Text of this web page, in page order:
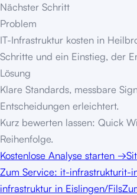
Nächster Schritt
Problem
IT-Infrastruktur kosten in
Schritte und ein Einstieg, der
Lösung
Klare Standards, messbare
Entscheidungen erleichtert.
Kurz bewerten lassen: Quick
Reihenfolge.
Kostenlose Analyse starten →
Zum Service: it-infrastrukturit-
infrastruktur in Eislingen/Fils